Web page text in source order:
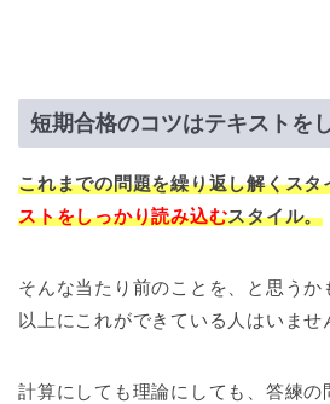
短期合格のコツはテキストを
これまでの問題を繰り返し解くスタ
ストをしっかり読み込むスタイル。
そんな当たり前のことを、と思うか
以上にこれができている人はいませ
計算にしても理論にしても、答練の